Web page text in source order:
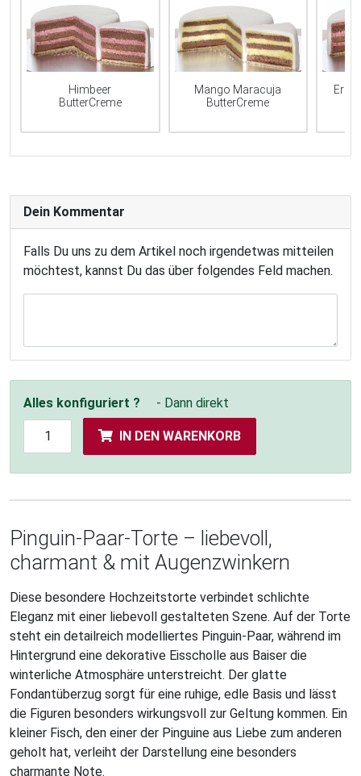
Himbeer
ButterCreme
Mango Maracuja
ButterCreme
Dein Kommentar
Falls Du uns zu dem Artikel noch irgendetwas mitteilen
möchtest, kannst Du das über folgendes Feld machen.
Alles konfiguriert ? - Dann direkt
IN DEN WARENKORB
Pinguin-Paar-Torte – liebevoll,
charmant & mit Augenzwinkern
Diese besondere Hochzeitstorte verbindet schlichte
Eleganz mit einer liebevoll gestalteten Szene. Auf der Torte
steht ein detailreich modelliertes Pinguin-Paar, während im
Hintergrund eine dekorative Eisscholle aus Baiser die
winterliche Atmosphäre unterstreicht. Der glatte
Fondantüberzug sorgt für eine ruhige, edle Basis und lässt
die Figuren besonders wirkungsvoll zur Geltung kommen. Ein
kleiner Fisch, den einer der Pinguine aus Liebe zum anderen
geholt hat, verleiht der Darstellung eine besonders
charmante Note.